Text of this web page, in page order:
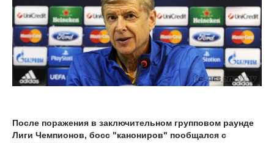
После поражения в заключительном групповом раунде
Лиги Чемпионов, босс "канониров" пообщался с